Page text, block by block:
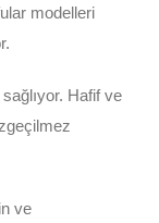
modelleri
Hafif ve
ve